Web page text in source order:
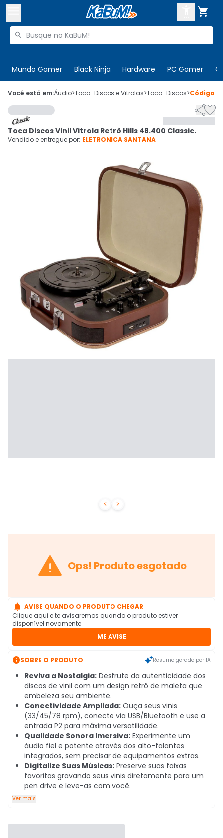

Buscar produtos

Mundo Gamer Black Ninja Hardware PC Gamer
 Olá. Acesse sua conta
 Departamentos
Cupons
Ativar tradutor em libras
CADASTRE-SE
Você está em:Áudio>Toca-Discos e Vitrolas>Toca-Discos>Código
 

Toca Discos Vinil Vitrola Retrô Hills 48.400 Classic.
Vendido e entregue por: ELETRONICA SANTANA
 Ops! Produto esgotado
 AVISE QUANDO O PRODUTO CHEGAR
Clique aqui e te avisaremos quando o produto estiver
disponível novamente
ME AVISE
SOBRE O PRODUTO Resumo gerado por IA
Reviva a Nostalgia: Desfrute da autenticidade dos
discos de vinil com um design retrô de maleta que
embeleza seu ambiente.
Conectividade Ampliada: Ouça seus vinis
(33/45/78 rpm), conecte via USB/Bluetooth e use a
entrada P2 para máxima versatilidade.
Qualidade Sonora Imersiva: Experimente um
áudio fiel e potente através dos alto-falantes
integrados, sem precisar de equipamentos extras.
Digitalize Suas Músicas: Preserve suas faixas
favoritas gravando seus vinis diretamente para um
pen drive e leve-as com você.
Ver mais